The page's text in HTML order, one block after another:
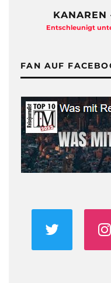
KANAREN
Entschleunigt
FAN AUF